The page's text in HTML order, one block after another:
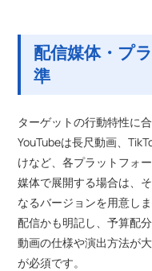
配信媒体・プ
準
ターゲットの行動特性に
YouTubeは長尺動画、
けなど、各プラットフォ
媒体で展開する場合は、
なるバージョンを用意し
配信かも明記し、予算配
動画の仕様や演出方法が
が必須です。